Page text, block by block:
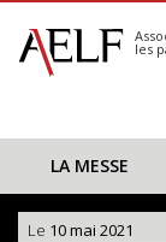
S'abonner
Calendrier
les
LA MESSE
Le 10 mai 2021